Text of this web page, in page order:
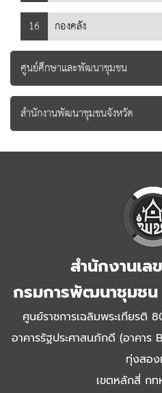
16
กองคลัง
ศูนย์ศึกษาและพัฒนาชุมชน
สำนักงานพัฒนาชุมชนจังหวัด
สำนักงานเล
กรมการพัฒนาชุมชน
ศูนย์ราชการเฉลิมพระเกียรติ
อาคารรัฐประศาสนภักดี (อาคา
ทุ่งสอ
เขตหลักสี่ ก